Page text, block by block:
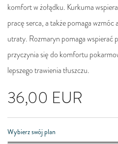
36,00 EUR
komfort w żołądku. Kurkuma
pracę serca, a także pomaga
utraty. Rozmaryn pomaga wspierać
przyczynia się do komfortu
lepszego trawienia tłuszczu.
Wybierz swój plan